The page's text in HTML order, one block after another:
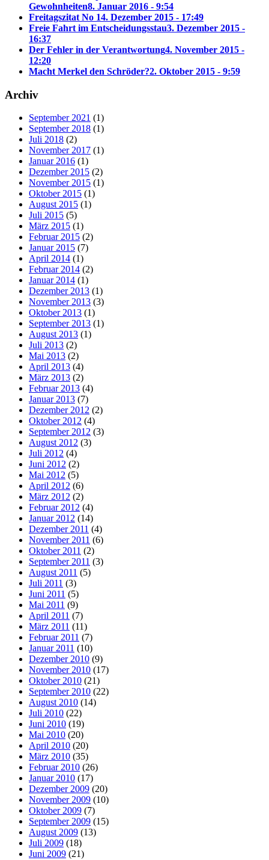
Gewohnheiten8. Januar 2016 - 9:54
Freitagszitat No 14. Dezember 2015 - 17:49
Freie Fahrt im Entscheidungsstau3. Dezember 2015 -
16:37
Der Fehler in der Verantwortung4. November 2015 -
12:20
Macht Merkel den Schröder?2. Oktober 2015 - 9:59
Archiv
September 2021 (1)
September 2018 (1)
Juli 2018 (2)
November 2017 (1)
Januar 2016 (1)
Dezember 2015 (2)
November 2015 (1)
Oktober 2015 (1)
August 2015 (1)
Juli 2015 (5)
März 2015 (1)
Februar 2015 (2)
Januar 2015 (7)
April 2014 (1)
Februar 2014 (2)
Januar 2014 (1)
Dezember 2013 (1)
November 2013 (3)
Oktober 2013 (1)
September 2013 (1)
August 2013 (1)
Juli 2013 (2)
Mai 2013 (2)
April 2013 (4)
März 2013 (2)
Februar 2013 (4)
Januar 2013 (7)
Dezember 2012 (2)
Oktober 2012 (4)
September 2012 (3)
August 2012 (3)
Juli 2012 (4)
Juni 2012 (2)
Mai 2012 (5)
April 2012 (6)
März 2012 (2)
Februar 2012 (4)
Januar 2012 (14)
Dezember 2011 (4)
November 2011 (6)
Oktober 2011 (2)
September 2011 (3)
August 2011 (5)
Juli 2011 (3)
Juni 2011 (5)
Mai 2011 (9)
April 2011 (7)
März 2011 (11)
Februar 2011 (7)
Januar 2011 (10)
Dezember 2010 (9)
November 2010 (17)
Oktober 2010 (21)
September 2010 (22)
August 2010 (14)
Juli 2010 (22)
Juni 2010 (19)
Mai 2010 (20)
April 2010 (20)
März 2010 (35)
Februar 2010 (26)
Januar 2010 (17)
Dezember 2009 (20)
November 2009 (10)
Oktober 2009 (7)
September 2009 (15)
August 2009 (13)
Juli 2009 (18)
Juni 2009 (21)